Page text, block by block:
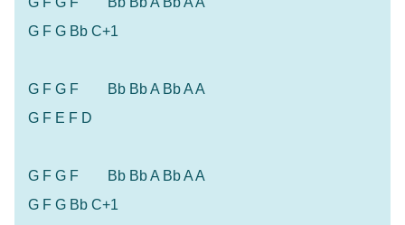
G F G Bb C+1
G F G F Bb Bb A Bb A A
G F E F D
G F G F Bb Bb A Bb A A
G F G Bb C+1